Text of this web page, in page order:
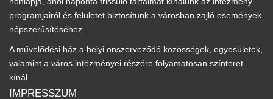
programjairól és felületet biztosítunk a városban zajló események
népszerűsítéséhez.
A művelődési ház a helyi önszerveződő közösségek, egyesületek,
valamint a város intézményei részére folyamatosan színteret
kínál.
IMPRESSZUM